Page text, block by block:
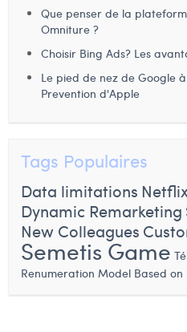
Lena Pignoloni
Leonard Dierickx
Linda Kraim
Lore Fierens
Lotte Vranckx
Louis Nassogne
Lucas Taels
Manon Houppertz
Que penser de la
Omniture ?
Choisir Bing Ads? Les
Le pied de nez de Google
Prevention d'Apple
Tags Populaires
Data limitations Netflix
Dynamic Remarketing
New Colleagues
Semetis Game
Renumeration Model Based